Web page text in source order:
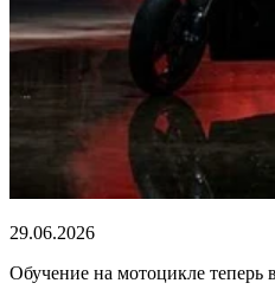
29.06.2026
Обучение на мотоцикле теперь